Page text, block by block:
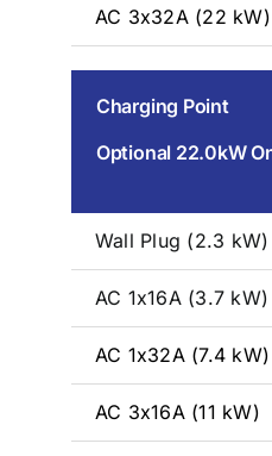
AC 3x32A (22 kW)
Charging Point
Optional 22.0kW
Wall Plug (2.3 kW)
AC 1x16A (3.7 kW)
AC 1x32A (7.4 kW)
AC 3x16A (11 kW)